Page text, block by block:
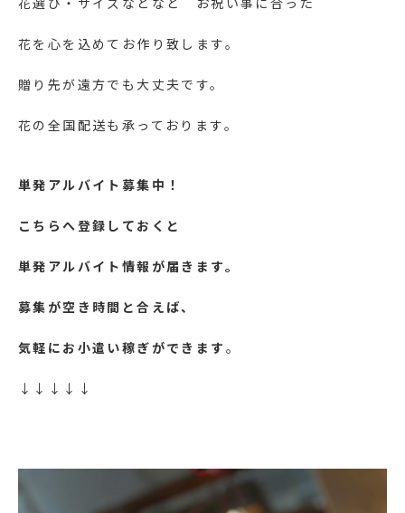
花を心を込めてお作り致します。
贈り先が遠方でも大丈夫です。
花の全国配送も承っております。
単発アルバイト募集中！
こちらへ登録しておくと
単発アルバイト情報が届きます。
募集が空き時間と合えば、
気軽にお小遣い稼ぎができます 。
↓↓↓↓↓